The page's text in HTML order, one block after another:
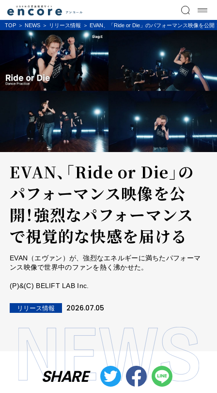
TOP NEWS リリース情報 EVAN、「Ride or Die」のパフォーマンス映像を公
EVAN、「Ride or Die」の
パフォーマンス映像を公
開！強烈なパフォーマンス
で視覚的な快感を届ける
EVAN（エヴァン）が、強烈なエネルギーに満ちたパフォーマ
ンス映像で世界中のファンを熱く沸かせた。
(P)&(C) BELIFT LAB Inc.
リリース情報 2026.07.05
SHARE